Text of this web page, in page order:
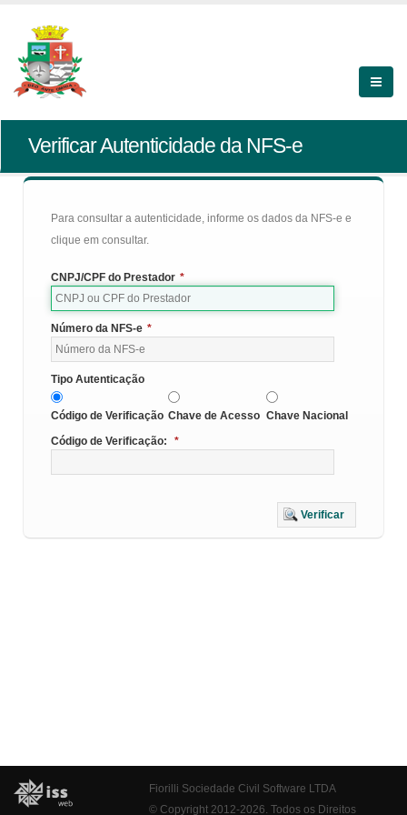
Verificar Autenticidade da NFS-e
Para consultar a autenticidade, informe os dados da NFS-e e
clique em consultar.
CNPJ/CPF do Prestador *
Número da NFS-e *
Tipo Autenticação
Código de Verificação Chave de Acesso Chave Nacional
Código de Verificação:
*
Verificar
Fiorilli Sociedade Civil Software LTDA
© Copyright 2012-2026. Todos os Direitos